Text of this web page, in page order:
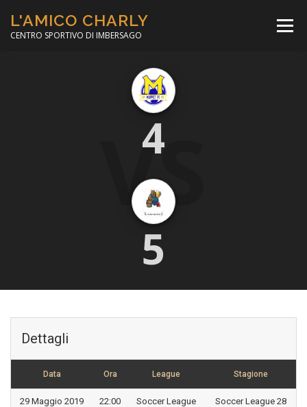
contenuto
L'AMICO CHARLY
CENTRO SPORTIVO DI IMBERSAGO
Menù
CORSO CALCIO A 5
MINIBASKET
VS
4
5
Dettagli
Data Ora League Stagione
29 Maggio 2019 22:00 Soccer League Soccer League 28